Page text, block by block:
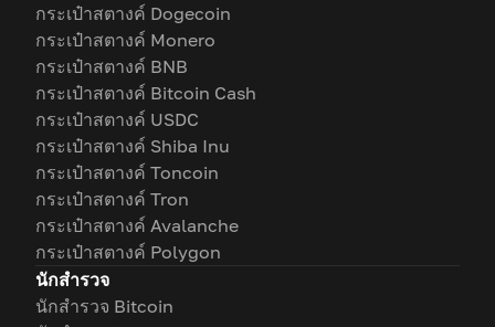
กระเป๋าสตางค์ Dogecoin
กระเป๋าสตางค์ Monero
กระเป๋าสตางค์ BNB
กระเป๋าสตางค์ Bitcoin Cash
กระเป๋าสตางค์ USDC
กระเป๋าสตางค์ Shiba Inu
กระเป๋าสตางค์ Toncoin
กระเป๋าสตางค์ Tron
กระเป๋าสตางค์ Avalanche
กระเป๋าสตางค์ Polygon
นักสำรวจ
นักสำรวจ Bitcoin